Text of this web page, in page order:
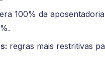
100% da
regras mais restritivas